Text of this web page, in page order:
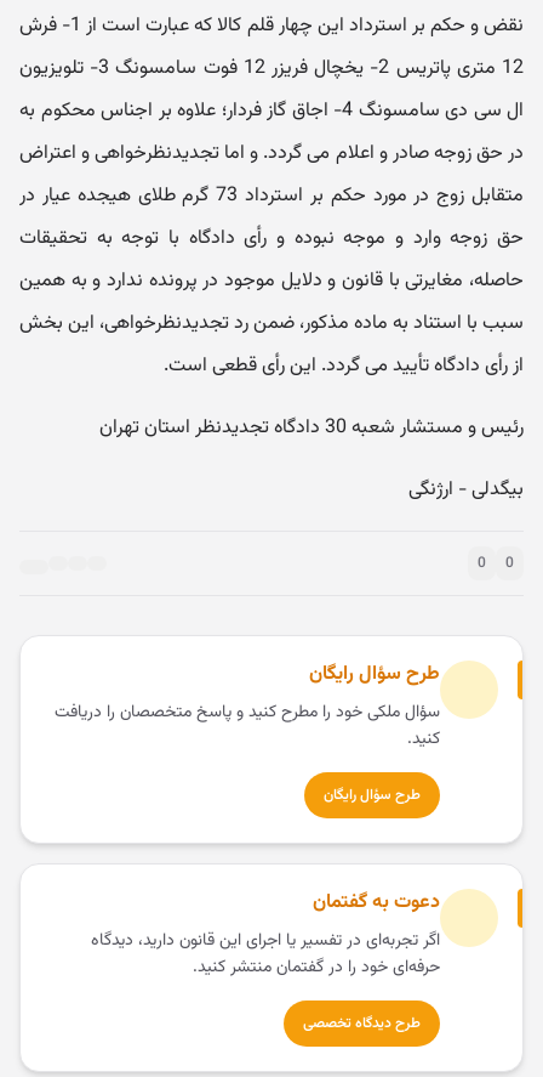
نقض و حکم بر استرداد این چهار قلم کالا که عبارت است از 1- فرش
12 متری پاتریس 2- یخچال فریزر 12 فوت سامسونگ 3- تلویزیون
ال سی دی سامسونگ 4- اجاق گاز فردار؛ علاوه بر اجناس محکوم به
در حق زوجه صادر و اعلام می گردد. و اما تجدیدنظرخواهی و اعتراض
متقابل زوج در مورد حکم بر استرداد 73 گرم طلای هیجده عیار در
حق زوجه وارد و موجه نبوده و رأی دادگاه با توجه به تحقیقات
حاصله، مغایرتی با قانون و دلایل موجود در پرونده ندارد و به همین
سبب با استناد به ماده مذکور، ضمن رد تجدیدنظرخواهی، این بخش
از رأی دادگاه تأیید می گردد. این رأی قطعی است.
رئیس و مستشار شعبه 30 دادگاه تجدیدنظر استان تهران
بیگدلی - ارژنگی
0
0
طرح سؤال رایگان
سؤال ملکی خود را مطرح کنید و پاسخ متخصصان را دریافت
کنید.
طرح سؤال رایگان
دعوت به گفتمان
اگر تجربه‌ای در تفسیر یا اجرای این قانون دارید، دیدگاه
حرفه‌ای خود را در گفتمان منتشر کنید.
طرح دیدگاه تخصصی